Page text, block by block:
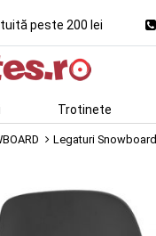
peste 200 lei
Trotinete
Legaturi Snowboard